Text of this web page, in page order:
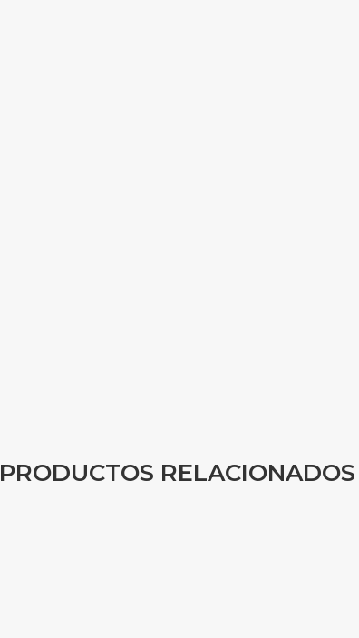
PRODUCTOS RELACIONADOS